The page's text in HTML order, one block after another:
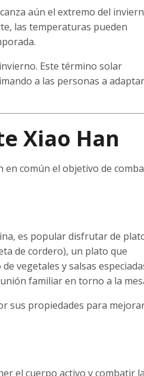
aún el extremo del
las temperaturas pueden
Este término solar
a las personas a adaptar
Xiao Han
en común el objetivo de
es popular disfrutar de
de cordero), un plato que
vegetales y salsas
familiar en torno a la
sus propiedades para
el cuerpo activo y combatir la